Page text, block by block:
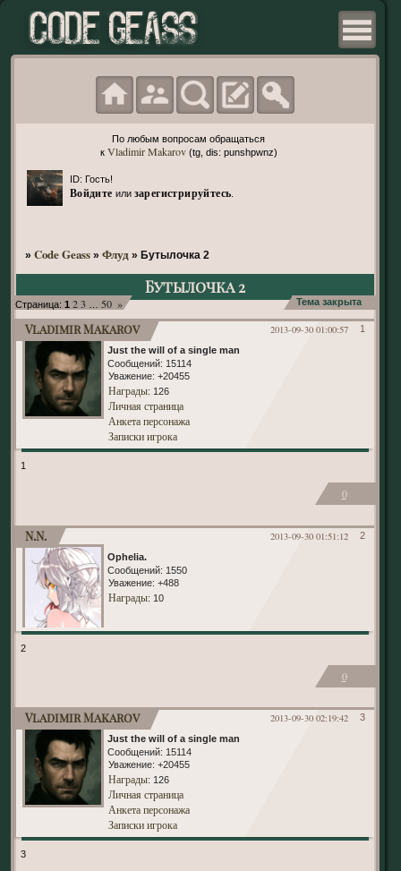
По любым вопросам обращаться
к Vladimir Makarov(tg, dis: punshpwnz)
ID: Гость!
Войдите или зарегистрируйтесь
» Code Geass » Флуд » Бутылочка 2
Бутылочка 2
Страница: 1 2 3 50 » Тема закрыта
1
2013-09-30 01:00:57
Vladimir Makarov
Just the will of a single man
Сообщений: 15114
Уважение: +20455
Награды: 126
Личная страница
Анкета персонажа
Записки игрока
1
0
2
2013-09-30 01:51:12
N.N.
Ophelia.
Сообщений: 1550
Уважение: +488
Награды: 10
2
0
3
2013-09-30 02:19:42
Vladimir Makarov
Just the will of a single man
Сообщений: 15114
Уважение: +20455
Награды: 126
Личная страница
Анкета персонажа
Записки игрока
3